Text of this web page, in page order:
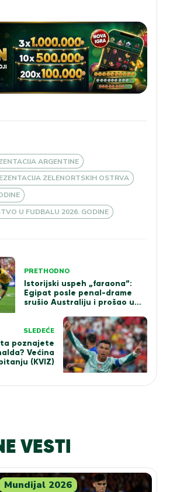
ARGENTINE
ZELENORTSKIH OSTRVA
U FUDBALU 2026. GODINE
PRETHODNO
Istorijski uspeh „faraona“:
Egipat posle penal-drame
srušio Australiju i prošao u
SLEDEĆE
poznajete
Većina
(KVIZ)
VESTI
Mundijal 2026